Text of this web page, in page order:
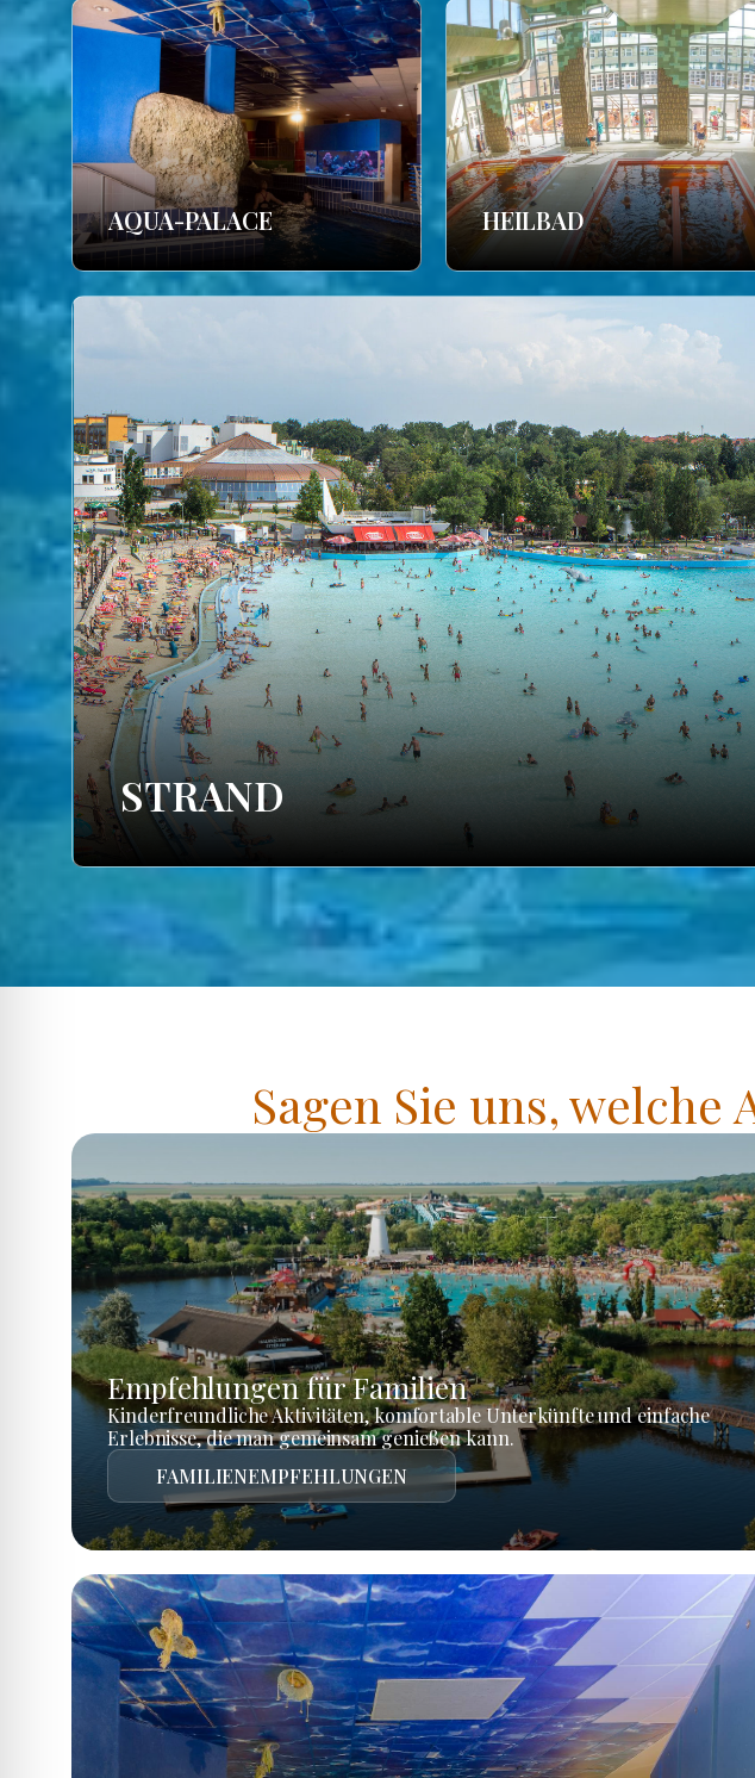
AQUA-PALACE HEILBAD
STRAND
Sagen Sie uns, welche
Empfehlungen für Familien
Kinderfreundliche Aktivitäten, komfortable Unterkünfte und einfache
Erlebnisse, die man gemeinsam genießen kann.
FAMILIENEMPFEHLUNGEN